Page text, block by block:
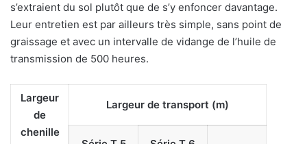
s’extraient du sol plutôt que de s’y enfoncer davantage.
Leur entretien est par ailleurs très simple, sans point de
graissage et avec un intervalle de vidange de l’huile de
transmission de 500 heures.
Largeur
de
chenille
Largeur de transport (m)